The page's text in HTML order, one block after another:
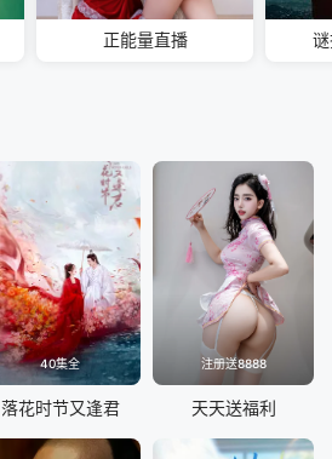
正能量直播
40集全
落花时节又逢君
注册送8888
天天送福利